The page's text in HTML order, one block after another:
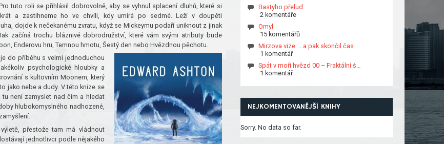
tuto roli se přihlásil dobrovolně, aby se vyhnul splacení dluhů, které si
a zastihneme ho ve chvíli, kdy umírá po sedmé. Leží v doupěti
dojde k nečekanému zvratu, když se Mickeymu podaří uniknout z jinak
začíná trochu bláznivé dobrodružství, které vám svými atributy bude
Enderovu hru, Temnou hmotu, Šestý den nebo Hvězdnou pěchotu.
do příběhu s velmi jednoduchou
psychologické hloubky a
s kultovním Moonem, který
jako nebe a dudy. V této knize se
není zamyslet nad čím a hledat
hlubokomyslného nadhozené,
přestože tam má vládnout
jednotlivci podle nějakého
Bastyho přelud
2 komentáře
Omyl
15 komentářů
Mirzova vize: …a pak skončil čas
1 komentář
Spát v moři hvězd 00 – Fraktální š…
1 komentář
NEJKOMENTOVANĚJŠÍ KNIHY
Sorry. No data so far.